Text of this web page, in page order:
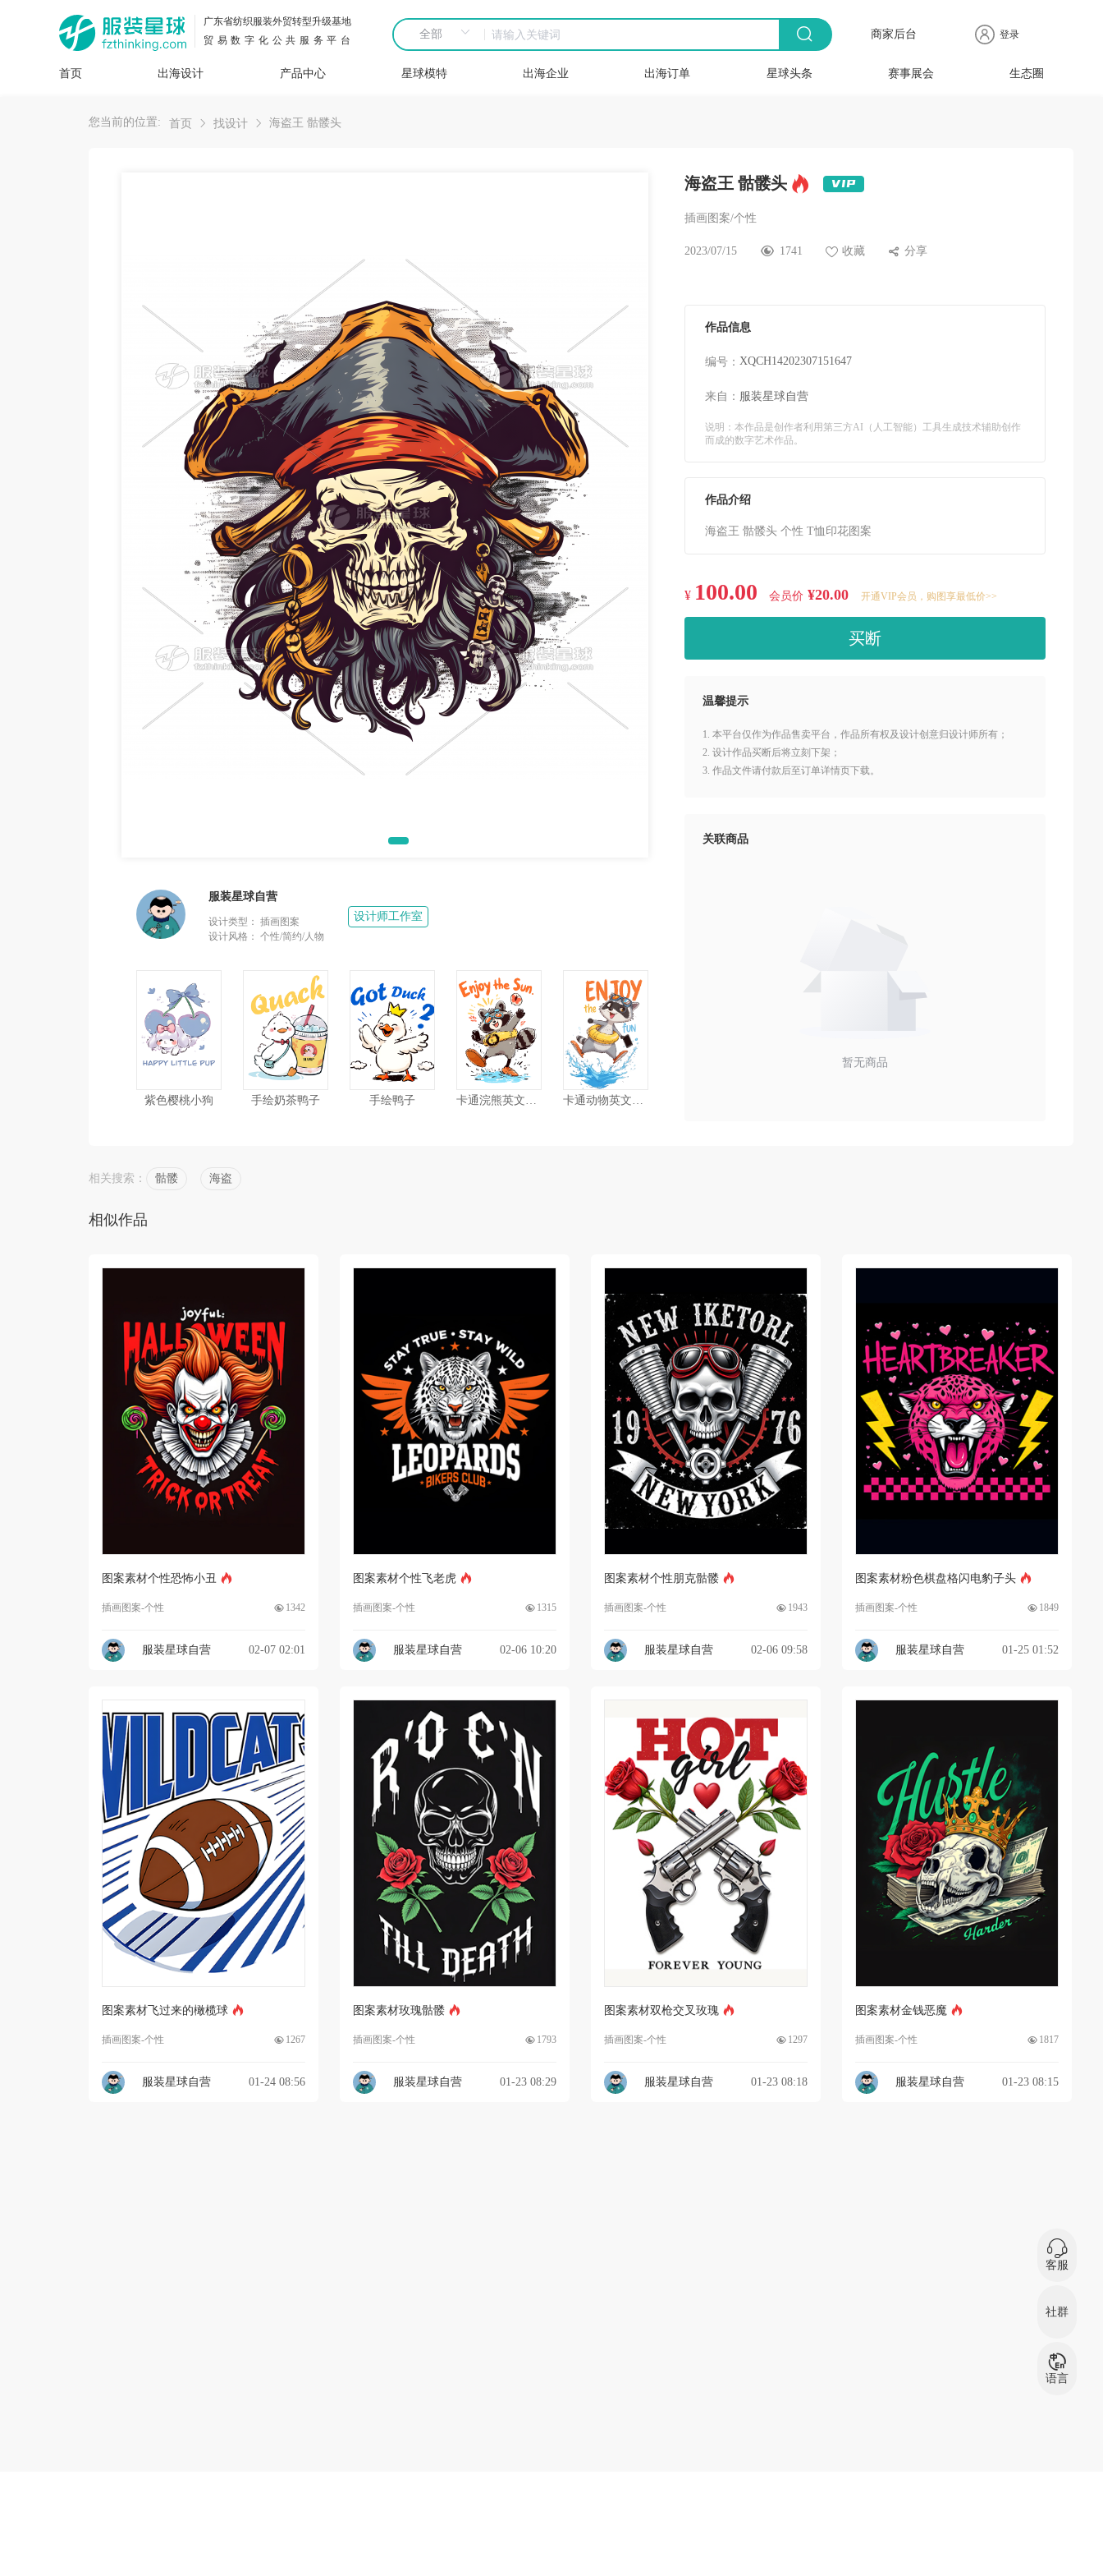
广东省纺织服装外贸转型升级基地
贸易数字化公共服务平台
商家后台 登录
首页 出海设计 产品中心 星球模特 出海企业 出海订单 星球头条 赛事展会 生态圈
您当前的位置: 首页 找设计 海盗王 骷髅头
服装星球自营
设计类型： 插画图案
设计风格： 个性/简约/人物
设计师工作室
紫色樱桃小狗 手绘奶茶鸭子 手绘鸭子 卡通浣熊英文图案 卡通动物英文图案
海盗王 骷髅头
插画图案/个性
2023/07/15 1741 收藏 分享
作品信息
编号： XQCH14202307151647
来自： 服装星球自营
说明：本作品是创作者利用第三方AI（人工智能）工具生成技术辅助创作
而成的数字艺术作品。
作品介绍
海盗王 骷髅头 个性 T恤印花图案
¥ 100.00 会员价 ¥20.00 开通VIP会员，购图享最低价>>
买断
温馨提示
1. 本平台仅作为作品售卖平台，作品所有权及设计创意归设计师所有；
2. 设计作品买断后将立刻下架；
3. 作品文件请付款后至订单详情页下载。
关联商品
暂无商品
相关搜索： 骷髅 海盗
相似作品
图案素材个性恐怖小丑
插画图案-个性 1342
服装星球自营 02-07 02:01
图案素材个性飞老虎
插画图案-个性 1315
服装星球自营 02-06 10:20
图案素材个性朋克骷髅
插画图案-个性 1943
服装星球自营 02-06 09:58
图案素材粉色棋盘格闪电豹子头
插画图案-个性 1849
服装星球自营 01-25 01:52
图案素材飞过来的橄榄球
插画图案-个性 1267
服装星球自营 01-24 08:56
图案素材玫瑰骷髅
插画图案-个性 1793
服装星球自营 01-23 08:29
图案素材双枪交叉玫瑰
插画图案-个性 1297
服装星球自营 01-23 08:18
图案素材金钱恶魔
插画图案-个性 1817
服装星球自营 01-23 08:15
客服
群
社群
中文
语言